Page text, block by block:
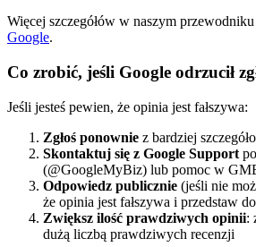
Więcej szczegółów w naszym przewodniku
Google.
Co zrobić, jeśli Google odrzucił
Jeśli jesteś pewien, że opinia jest fałszywa:
Zgłoś ponownie z bardziej
Skontaktuj się z Google Support
(@GoogleMyBiz) lub pomoc w
Odpowiedz publicznie (jeśli nie
że opinia jest fałszywa i przedstaw
Zwiększ ilość prawdziwych opinii:
dużą liczbą prawdziwych recenzji